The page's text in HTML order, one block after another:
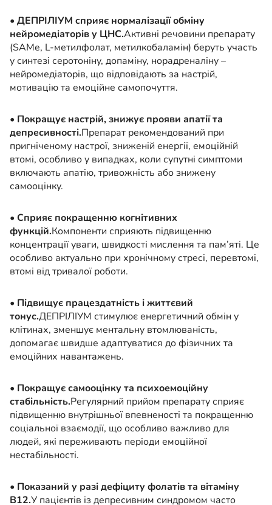
• ДЕПРІЛІУМ cприяє нормалізації обміну
нейромедіаторів у ЦНС.Активні речовини препарату
(SAMe, L-метилфолат, метилкобаламін) беруть участь
у синтезі серотоніну, допаміну, норадреналіну –
нейромедіаторів, що відповідають за настрій,
мотивацію та емоційне самопочуття.
• Покращує настрій, знижує прояви апатії та
депресивності.Препарат рекомендований при
пригніченому настрої, зниженій енергії, емоційній
втомі, особливо у випадках, коли супутні симптоми
включають апатію, тривожність або знижену
самооцінку.
• Сприяє покращенню когнітивних
функцій.Компоненти сприяють підвищенню
концентрації уваги, швидкості мислення та пам’яті. Це
особливо актуально при хронічному стресі, перевтомі,
втомі від тривалої роботи.
• Підвищує працездатність і життєвий
тонус.ДЕПРІЛІУМ стимулює енергетичний обмін у
клітинах, зменшує ментальну втомлюваність,
допомагає швидше адаптуватися до фізичних та
емоційних навантажень.
• Покращує самооцінку та психоемоційну
стабільність.Регулярний прийом препарату сприяє
підвищенню внутрішньої впевненості та покращенню
соціальної взаємодії, що особливо важливо для
людей, які переживають періоди емоційної
нестабільності.
• Показаний у разі дефіциту фолатів та вітаміну
B12.У пацієнтів із депресивним синдромом часто